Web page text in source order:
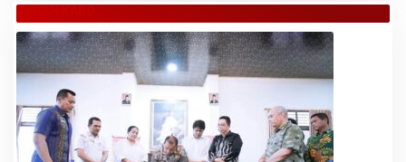
TANAH KARO